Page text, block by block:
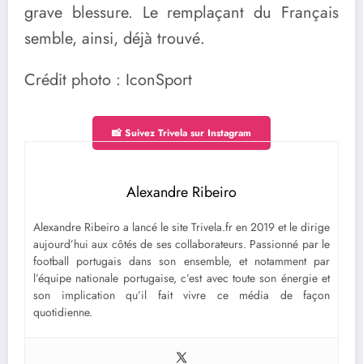
grave blessure. Le remplaçant du Français
semble, ainsi, déjà trouvé.
Crédit photo : IconSport
📸 Suivez Trivela sur Instagram
Alexandre Ribeiro
Alexandre Ribeiro a lancé le site Trivela.fr en 2019 et le dirige
aujourd’hui aux côtés de ses collaborateurs. Passionné par le
football portugais dans son ensemble, et notamment par
l’équipe nationale portugaise, c’est avec toute son énergie et
son implication qu’il fait vivre ce média de façon
quotidienne.